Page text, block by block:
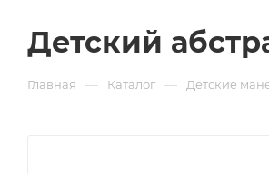
Детский
Главная — Каталог — Детские